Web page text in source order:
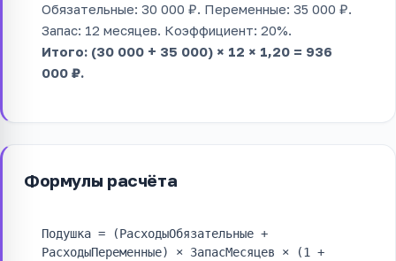
Обязательные: 30 000 ₽. Переменные: 35 000 ₽.
Запас: 12 месяцев. Коэффициент: 20%.
Итого: (30 000 + 35 000) × 12 × 1,20 = 936
000 ₽.
Формулы расчёта
Подушка = (РасходыОбязательные +
РасходыПеременные) × ЗапасМесяцев × (1 +